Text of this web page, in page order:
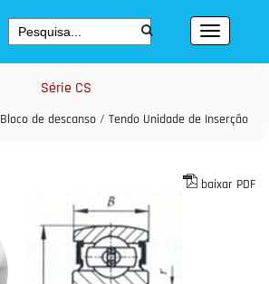
Série CS
Bloco de descanso / Tendo Unidade de Inserção
baixar PDF